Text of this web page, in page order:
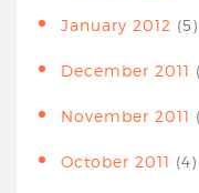
January 2012 (5)
December 2011
November 2011
October 2011 (4)